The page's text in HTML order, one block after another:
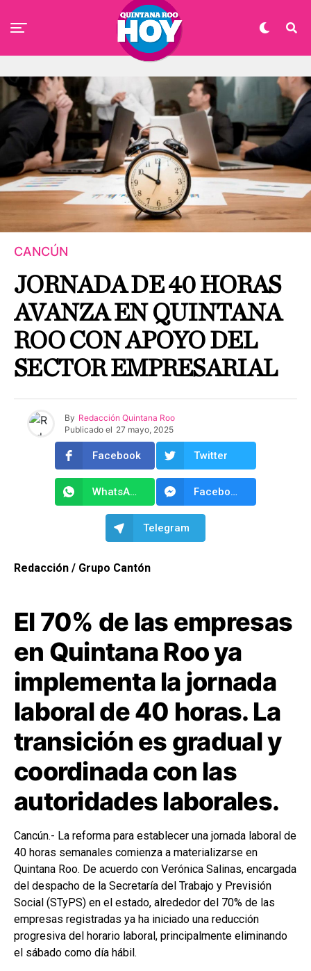
CANCÚN
JORNADA DE 40 HORAS
AVANZA EN QUINTANA
ROO CON APOYO DEL
SECTOR EMPRESARIAL
By Redacción Quintana Roo
Publicado el 27 mayo, 2025
Facebook Twitter
WhatsApp Facebook Messenger
Telegram
Redacción / Grupo Cantón
El 70% de las empresas
en Quintana Roo ya
implementa la jornada
laboral de 40 horas. La
transición es gradual y
coordinada con las
autoridades laborales.
Cancún.- La reforma para establecer una jornada laboral de
40 horas semanales comienza a materializarse en
Quintana Roo. De acuerdo con Verónica Salinas, encargada
del despacho de la Secretaría del Trabajo y Previsión
Social (STyPS) en el estado, alrededor del 70% de las
empresas registradas ya ha iniciado una reducción
progresiva del horario laboral, principalmente eliminando
el sábado como día hábil.